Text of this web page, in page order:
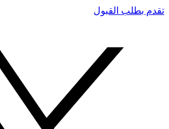
تقدم بطلب القبول